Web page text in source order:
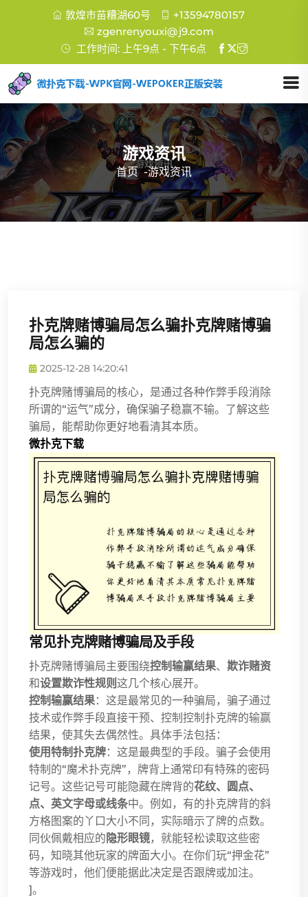
敦煌市苗糟湖60号
+13594780157
zgenrenyouxi@j9.com
工作时间: 上午9点 - 下午6点
游戏资讯
首页 -游戏资讯
扑克牌赌博骗局怎么骗扑克牌赌博骗
局怎么骗的
2025-12-28 14:20:41
扑克牌赌博骗局的核心，是通过各种作弊手段消除
所谓的“运气”成分，确保骗子稳赢不输。了解这些
骗局，能帮助你更好地看清其本质。
微扑克下载
常见扑克牌赌博骗局及手段
扑克牌赌博骗局主要围绕控制输赢结果、 欺诈赌资
和设置欺诈性规则 这几个核心展开。
控制输赢结果：这是最常见的一种骗局，骗子通过
技术或作弊手段直接干预、控制控制扑克牌的输赢
结果，使其失去偶然性。具体手法包括：
使用特制扑克牌：这是最典型的手段。骗子会使用
特制的“魔术扑克牌”，牌背上通常印有特殊的密码
记号。这些记号可能隐藏在牌背的花纹、圆点、
点、英文字母或线条中。例如，有的扑克牌背的斜
方格图案的丫口大小不同，实际暗示了牌的点数。
同伙佩戴相应的 隐形眼镜，就能轻松读取这些密
码，知晓其他玩家的牌面大小。在你们玩“押金花”
等游戏时，他们便能据此决定是否跟牌或加注。
]。